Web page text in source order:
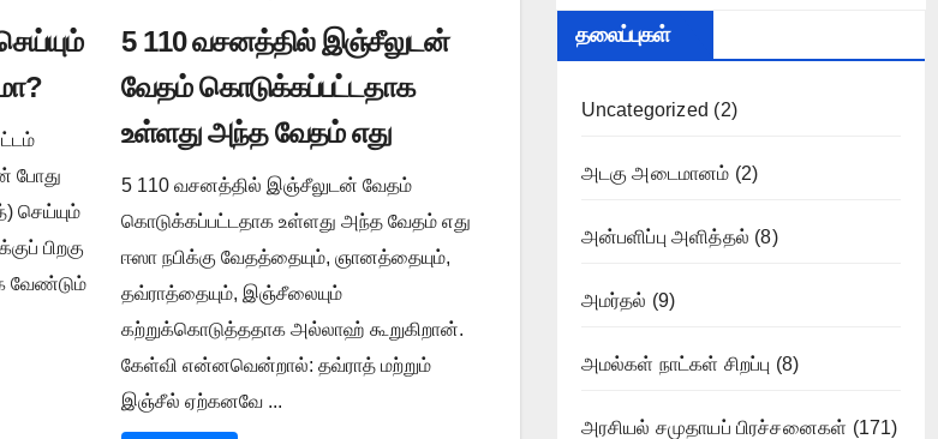
போது
செய்யும்
பிறகு
வேண்டும்
5 110 வசனத்தில் இஞ்சீலுடன்
வேதம் கொடுக்கப்பட்டதாக
உள்ளது அந்த வேதம் எது
5 110 வசனத்தில் இஞ்சீலுடன் வேதம்
கொடுக்கப்பட்டதாக உள்ளது அந்த வேதம் எது
ஈஸா நபிக்கு வேதத்தையும், ஞானத்தையும்,
தவ்ராத்தையும், இஞ்சீலையும்
கற்றுக்கொடுத்ததாக அல்லாஹ் கூறுகிறான்.
கேள்வி என்னவென்றால்: தவ்ராத் மற்றும்
இஞ்சீல் ஏற்கனவே ...
தலைப்புகள்
Uncategorized (2)
அடகு அடைமானம் (2)
அன்பளிப்பு அளித்தல் (8)
அமர்தல் (9)
அமல்கள் நாட்கள் சிறப்பு (8)
அரசியல் சமுதாயப் பிரச்சனைகள் (171)